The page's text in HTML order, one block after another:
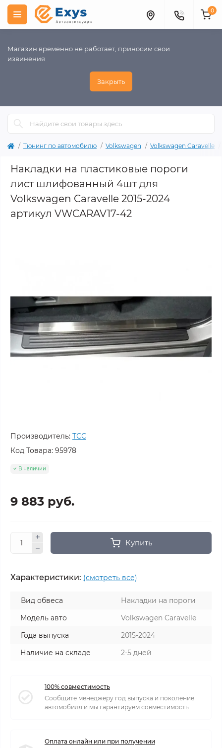
Магазин временно не работает, приносим свои
извинения
Закрыть
0
Тюнинг по автомобилю Volkswagen Volkswagen Caravelle
Накладки на пластиковые пороги
лист шлифованный 4шт для
Volkswagen Caravelle 2015-2024
артикул VWCARAV17-42
Производитель: ТСС
Код Товара: 95978
В наличии
9 883 руб.
Купить
Характеристики: (смотреть все)
Вид обвеса
Накладки на пороги
Модель авто
Volkswagen Caravelle
Года выпуска
2015-2024
Наличие на складе
2-5 дней
100% совместимость
Сообщите менеджеру год выпуска и поколение
автомобиля и мы гарантируем совместимость
Оплата онлайн или при получении